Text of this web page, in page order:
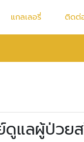
แกลเลอรี่ ติดต่
แลผู้ป่วยส